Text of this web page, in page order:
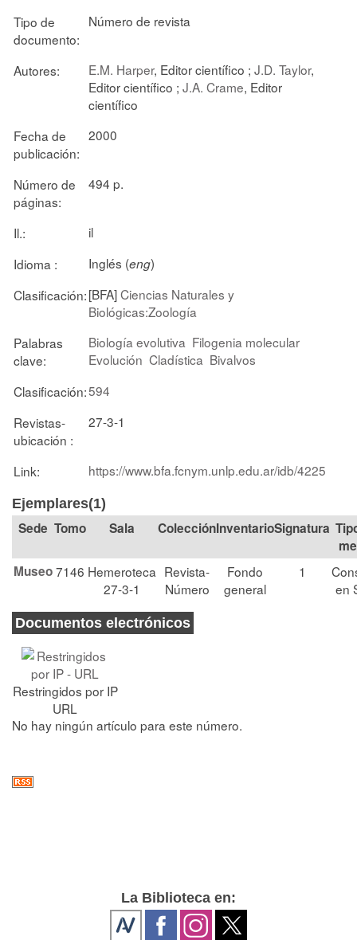
Tipo de
documento:
Número de revista
Autores: E.M. Harper, Editor científico ; J.D. Taylor,
Editor científico ; J.A. Crame, Editor
científico
Fecha de
publicación:
2000
Número de
páginas:
494 p.
Il.:
il
Idioma :
Inglés (eng)
Clasificación:[BFA]Ciencias Naturales y
Biológicas:Zoología
Palabras
clave:
Biología evolutiva Filogenia molecular
Evolución Cladística Bivalvos
Clasificación:594
Revistas-
ubicación :
27-3-1
Link: https://www.bfa.fcnym.unlp.edu.ar/idb/4225
Ejemplares(1)
Tomo Sala Colección Signatura
Museo7146 Hemeroteca
27-3-1
Revista-
Número
Fondo
general
1
en
Documentos electrónicos
Restringidos por IP
URL
No hay ningún artículo para este número.
La Biblioteca en: